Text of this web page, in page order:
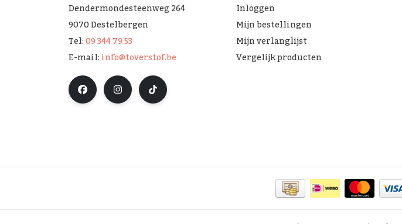
Dendermondesteenweg 264
9070 Destelbergen
Tel:09 344 79 53
E-mail:info@toverstof.be
Inloggen
Mijn bestellingen
Mijn verlanglijst
Vergelijk producten